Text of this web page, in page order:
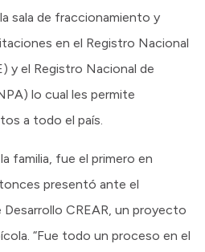
sala de fraccionamiento y
en el Registro Nacional
y el Registro Nacional de
lo cual les permite
a todo el país.
familia, fue el primero en
presentó ante el
CREAR, un proyecto
“Fue todo un proceso en el